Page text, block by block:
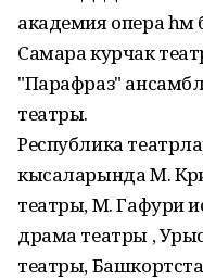
академия опера һәм
Самара курчак
"Парафраз"
театры.
Республика
кысаларында М.
театры, М. Гафури
драма театры ,
театры,